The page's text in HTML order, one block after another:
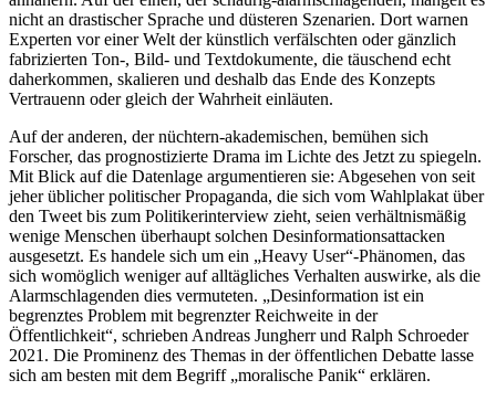
nicht an drastischer Sprache und düsteren Szenarien. Dort warnen
Experten vor einer Welt der künstlich verfälschten oder gänzlich
fabrizierten Ton-, Bild- und Textdokumente, die täuschend echt
daherkommen, skalieren und deshalb das Ende des Konzepts
Vertrauenn oder gleich der Wahrheit einläuten.
Auf der anderen, der nüchtern-akademischen, bemühen sich
Forscher, das prognostizierte Drama im Lichte des Jetzt zu spiegeln.
Mit Blick auf die Datenlage argumentieren sie: Abgesehen von seit
jeher üblicher politischer Propaganda, die sich vom Wahlplakat über
den Tweet bis zum Politikerinterview zieht, seien verhältnismäßig
wenige Menschen überhaupt solchen Desinformationsattacken
ausgesetzt. Es handele sich um ein „Heavy User“-Phänomen, das
sich womöglich weniger auf alltägliches Verhalten auswirke, als die
Alarmschlagenden dies vermuteten. „Desinformation ist ein
begrenztes Problem mit begrenzter Reichweite in der
Öffentlichkeit“, schrieben Andreas Jungherr und Ralph Schroeder
2021. Die Prominenz des Themas in der öffentlichen Debatte lasse
sich am besten mit dem Begriff „moralische Panik“ erklären.